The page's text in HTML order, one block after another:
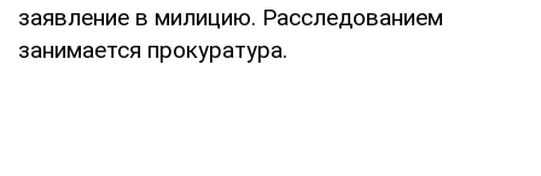
заявление в милицию. Расследованием
занимается прокуратура.